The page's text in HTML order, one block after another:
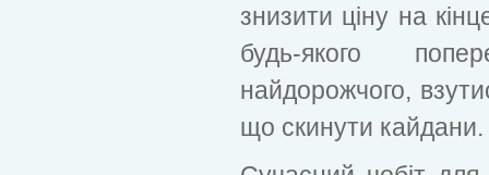
знизити ціну на
будь-якого
найдорожчого,
що скинути кайдани.